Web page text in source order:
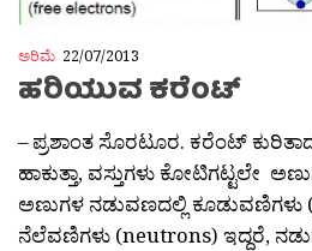
ಅರಿಮೆ 22/07/2013
ಹರಿಯುವ ಕರೆಂಟ್
– ಪ್ರಶಾಂತ ಸೊರಟೂರ. ಕರೆಂಟ್
ಹಾಕುತ್ತಾ, ವಸ್ತುಗಳು ಕೋಟಿಗಟ್ಟಲೇ
ಅಣುಗಳ ನಡುವಣದಲ್ಲಿ ಕೂಡುವಣಿಗಳು
ನೆಲೆವಣಿಗಳು (neutrons) ಇದ್ದರೆ,